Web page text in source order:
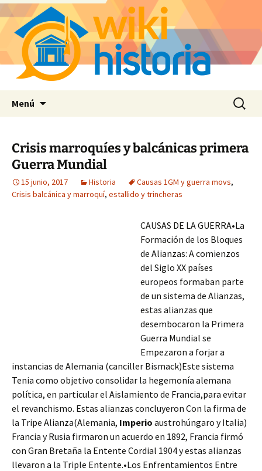
Menú Buscar:
Crisis marroquíes y balcánicas primera
Guerra Mundial
15 junio, 2017 Historia Causas 1GM y guerra movs,
Crisis balcánica y marroquí, estallido y trincheras
CAUSAS DE LA GUERRA•La
Formación de los Bloques
de Alianzas: A comienzos
del Siglo XX países
europeos formaban parte
de un sistema de Alianzas,
estas alianzas que
desembocaron la Primera
Guerra Mundial se
Empezaron a forjar a
instancias de Alemania (canciller Bismack)Este sistema
Tenia como objetivo consolidar la hegemonía alemana
política, en particular el Aislamiento de Francia,para evitar
el revanchismo. Estas alianzas concluyeron Con la firma de
la Tripe Alianza(Alemania, Imperio austrohúngaro y Italia)
Francia y Rusia firmaron un acuerdo en 1892, Francia firmó
con Gran Bretaña la Entente Cordial 1904 y estas alianzas
llevaron a la Triple Entente.•Los Enfrentamientos Entre